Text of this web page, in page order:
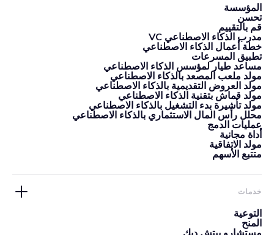
المؤسسة
تحسن
قم بالتقييم
مدرب الذكاء الاصطناعي VC
خطة أعمال الذكاء الاصطناعي
تطبيق المسرعات
مساعد طيار لمؤسس الذكاء الاصطناعي
مولد ملعب المصعد بالذكاء الاصطناعي
مولد العروض التقديمية بالذكاء الاصطناعي
مولد قماش بتقنية الذكاء الاصطناعي
مولد تأشيرة بدء التشغيل بالذكاء الاصطناعي
محلل رأس المال الاستثماري بالذكاء الاصطناعي
عمليات الدمج
أداة مجانية
مولد الاتفاقية
متتبع الأسهم
خدمات
التوعية
المنح